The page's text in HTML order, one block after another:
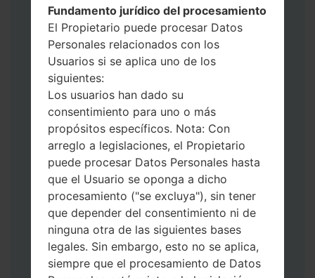
datos y aplicaciones.
Ahora apague su teléfono y entre al Modo
de Descarga. Cómo hacer todos los
métodos:
Presione y mantenga presionados la
tecla de Encendido, el botón de Subir
volumen y la tecla de Bixby.
Presione y mantenga presionadas las
teclas de Subir y de Bajar volumen y
luego conecte un cable USB.
Presione y mantenga presionados la
tecla de Encendido, el botón de Bajar
volumen y la tecla de Inicio.
Conecte un cable USB, luego
mantenga presionados el botón de Bixby
y la tecla de Bajar volumen.
Fundamento jurídico del procesamiento
El Propietario puede procesar Datos
Personales relacionados con los
Usuarios si se aplica uno de los
siguientes:
Los usuarios han dado su
consentimiento para uno o más
propósitos específicos. Nota: Con
arreglo a legislaciones, el Propietario
puede procesar Datos Personales hasta
que el Usuario se oponga a dicho
procesamiento ("se excluya"), sin tener
que depender del consentimiento ni de
ninguna otra de las siguientes bases
legales. Sin embargo, esto no se aplica,
siempre que el procesamiento de Datos